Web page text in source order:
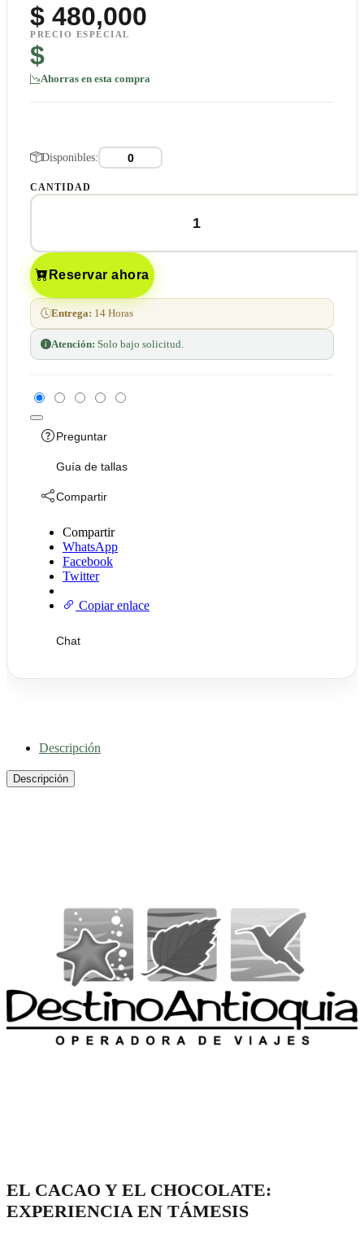
$ 480,000
PRECIO ESPECIAL
$
Ahorras en esta compra
Disponibles:
CANTIDAD
Reservar ahora
Entrega: 14 Horas
Atención: Solo bajo solicitud.
Preguntar
Guía de tallas
Compartir
Compartir
WhatsApp
Facebook
Twitter
Copiar enlace
Chat
Descripción
Descripción
EL CACAO Y EL CHOCOLATE:
EXPERIENCIA EN TÁMESIS